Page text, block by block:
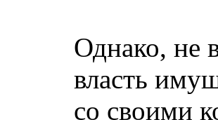
Однако, не
власть
со своими